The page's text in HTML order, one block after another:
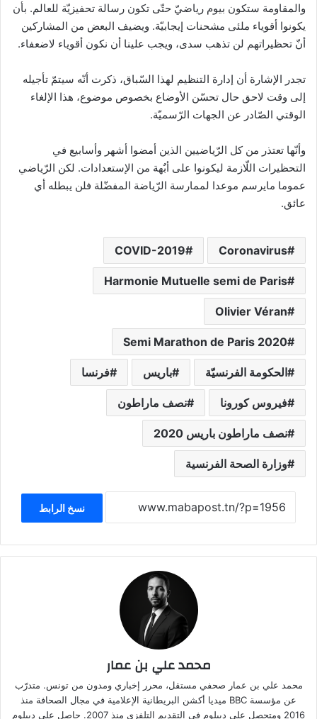
والمقاومة ستكون بيوم رياضيّ حتّى تكون رسالة تحفيزيّة للعالم. بأن
يكونوا أقوياء ملئى مشحنات إيجابيّة. ويضيف البعض من المشاركين
أنّ تحظيراتهم لن تذهب سدى، ويجب علينا أن نكون أقوياء لاضعفاء.
تجدر الإشارة أن إدارة التنظيم لهذا السّباق، ذكرت أنّه سيتمّ تأجيله
إلى وقت لاحق حال تحسّن الأوضاع بخصوص موضوع، هذا الإلغاء
الوقتي الصّادر عن الجهات الرّسميّة.
وأنّها تعتذر من كل الرّياضيين الذين أمضوا أشهر وأسابيع في
التحظيرات اللّازمة ليكونوا على أبٌهة من الإستعدادات. لكن الرّياضي
عموما مايرسم موعدا لممارسة الرّياضة المفضّلة فلن يبطله أي
عائق.
Coronavirus
COVID-2019
Harmonie Mutuelle semi de Paris
Olivier Véran
Semi Marathon de Paris 2020
الحكومة الفرنسيّة باريس فرنسا
فيروس كورونا نصف ماراطون
نصف ماراطون باريس 2020
وزارة الصحة الفرنسية
نسخ الرابط
محمد علي بن عمار
محمد علي بن عمار صحفي مستقل، محرر إخباري ومدون من تونس. متدرّب
عن مؤسسة BBC ميديا أكشن البريطانية الإعلامية في مجال الصحافة منذ
2016 ومتحصل على ديبلوم في التقديم التلفزي منذ 2007. حاصل على ديبلوم